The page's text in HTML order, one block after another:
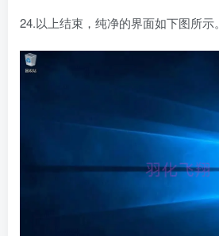
24.以上结束，纯净的界面如下图所示。